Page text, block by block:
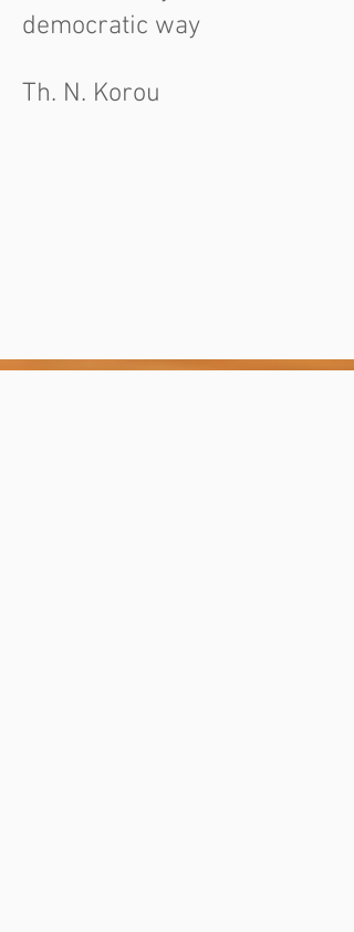
democratic way
Th. N. Korou